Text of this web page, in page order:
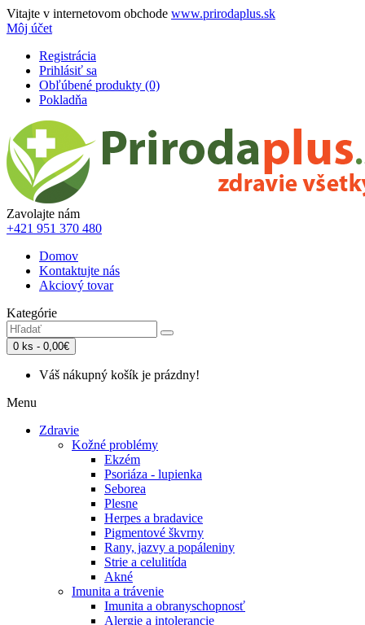
Vitajte v internetovom obchode www.prirodaplus.sk
Môj účet
Registrácia
Prihlásiť sa
Obľúbené produkty (0)
Pokladňa
Zavolajte nám
+421 951 370 480
Domov
Kontaktujte nás
Akciový tovar
Kategórie
0 ks - 0,00€
Váš nákupný košík je prázdny!
Menu
Zdravie
Kožné problémy
Ekzém
Psoriáza - lupienka
Seborea
Plesne
Herpes a bradavice
Pigmentové škvrny
Rany, jazvy a popáleniny
Strie a celulitída
Akné
Imunita a trávenie
Imunita a obranyschopnosť
Alergie a intolerancie